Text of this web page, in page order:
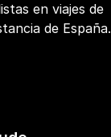
en viajes de
de España.